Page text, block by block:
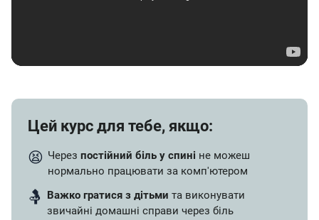
Цей курс для тебе, якщо:
😫 Через постійний біль у спині не можеш
нормально працювати за комп'ютером
🤱 Важко гратися з дітьми та виконувати
звичайні домашні справи через біль